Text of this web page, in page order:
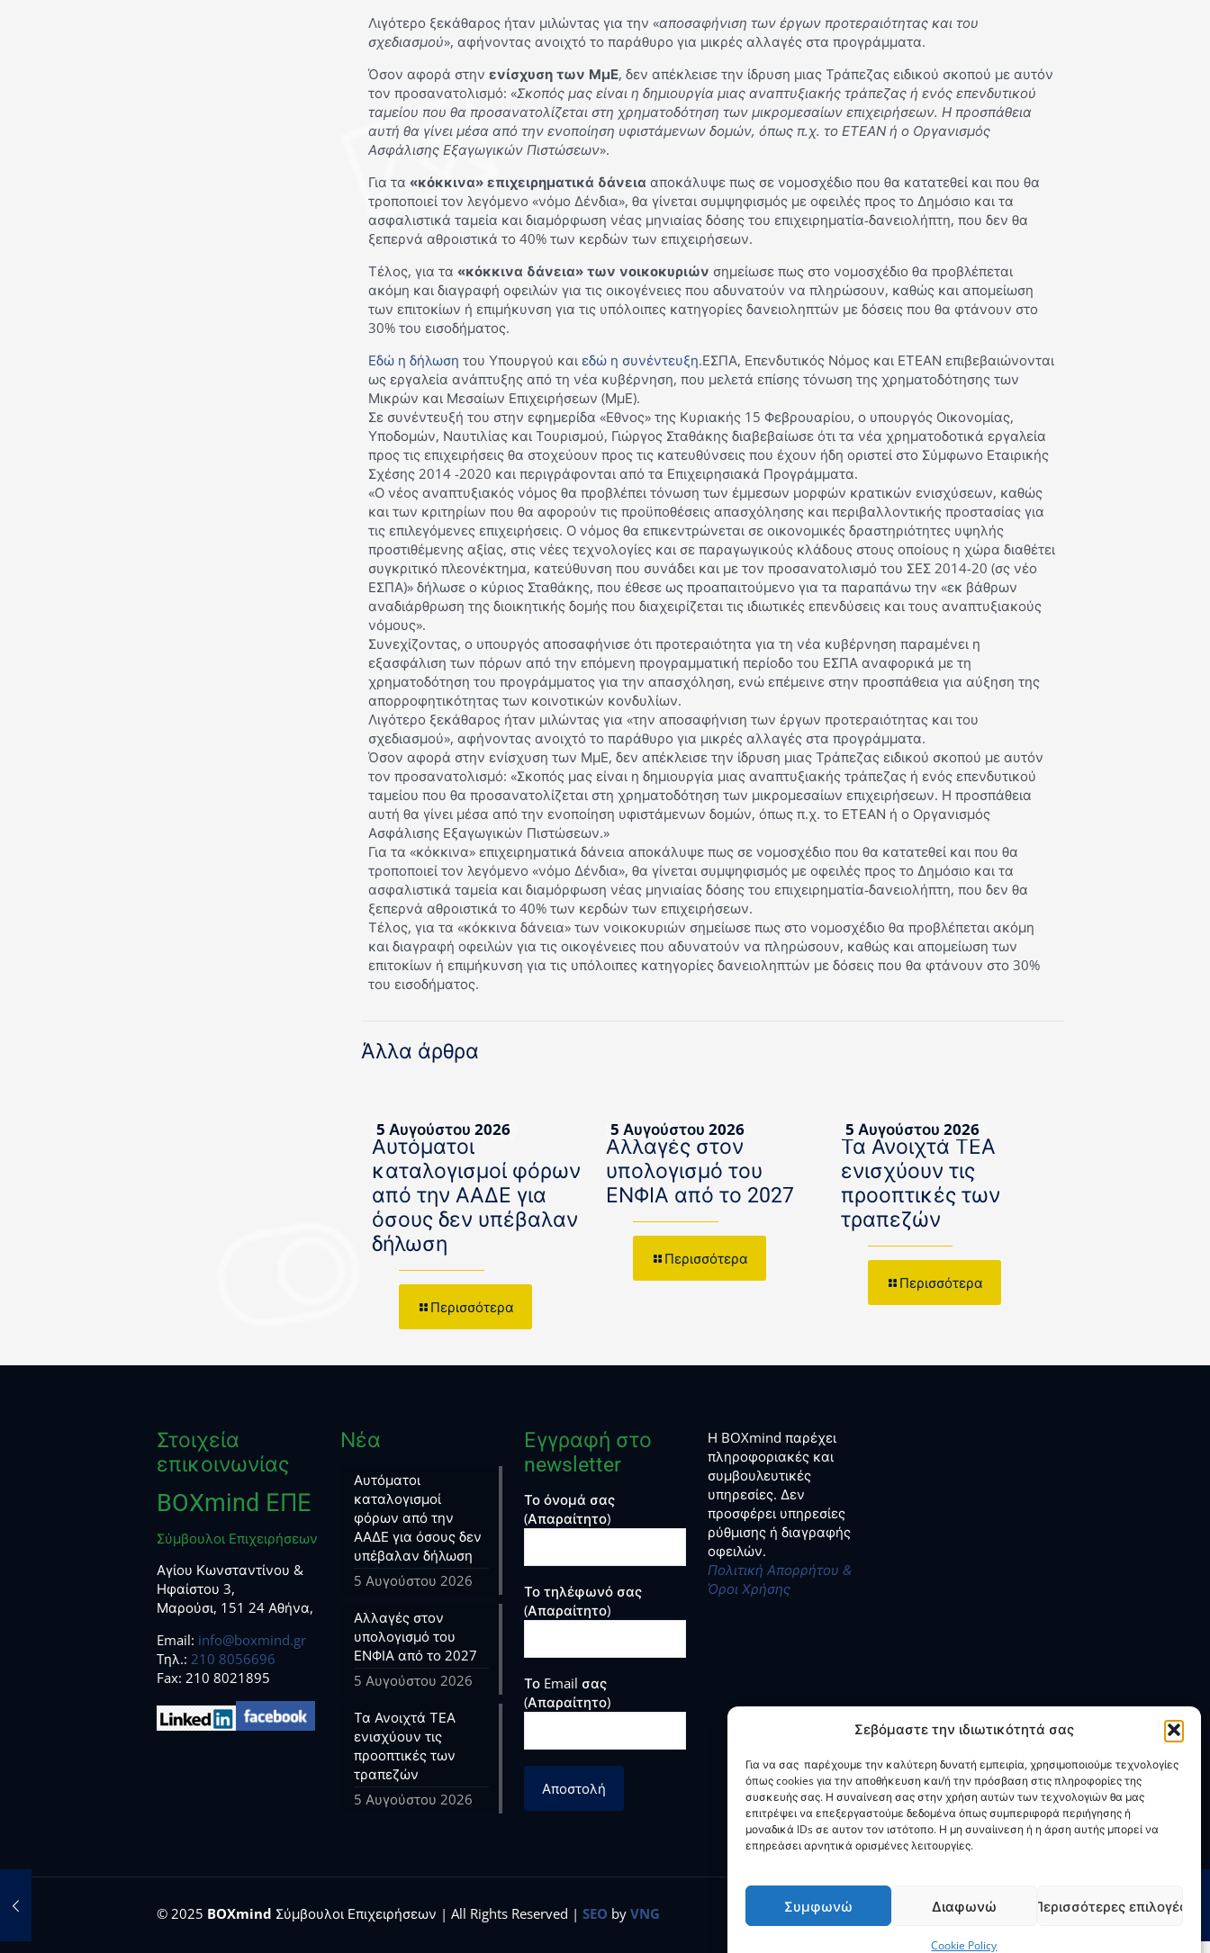
Σεβόμαστε την ιδιωτικότητά σας
Για να σας παρέχουμε την καλύτερη δυνατή εμπειρία, χρησιμοποιούμε τεχνολογίες
όπως cookies για την αποθήκευση και/ή την πρόσβαση στις πληροφορίες της
συσκευής σας. Η συναίνεση σας στην χρήση αυτών των τεχνολογιών θα μας
επιτρέψει να επεξεργαστούμε δεδομένα όπως συμπεριφορά περιήγησης ή
μοναδικά IDs σε αυτον τον ιστότοπο. Η μη συναίινεση ή η άρση αυτής μπορεί να
επηρεάσει αρνητικά ορισμένες λειτουργίες.
Συμφωνώ Διαφωνώ Περισσότερες επιλογές
Cookie Policy
Λιγότερο ξεκάθαρος ήταν μιλώντας για την «αποσαφήνιση των έργων προτεραιότητας και του
σχεδιασμού», αφήνοντας ανοιχτό το παράθυρο για μικρές αλλαγές στα προγράμματα.
Όσον αφορά στην ενίσχυση των ΜμΕ, δεν απέκλεισε την ίδρυση μιας Τράπεζας ειδικού σκοπού με αυτόν
τον προσανατολισμό: «Σκοπός μας είναι η δημιουργία μιας αναπτυξιακής τράπεζας ή ενός επενδυτικού
ταμείου που θα προσανατολίζεται στη χρηματοδότηση των μικρομεσαίων επιχειρήσεων. Η προσπάθεια
αυτή θα γίνει μέσα από την ενοποίηση υφιστάμενων δομών, όπως π.χ. το ΕΤΕΑΝ ή ο Οργανισμός
Ασφάλισης Εξαγωγικών Πιστώσεων».
Για τα «κόκκινα» επιχειρηματικά δάνεια αποκάλυψε πως σε νομοσχέδιο που θα κατατεθεί και που θα
τροποποιεί τον λεγόμενο «νόμο Δένδια», θα γίνεται συμψηφισμός με οφειλές προς το Δημόσιο και τα
ασφαλιστικά ταμεία και διαμόρφωση νέας μηνιαίας δόσης του επιχειρηματία-δανειολήπτη, που δεν θα
ξεπερνά αθροιστικά το 40% των κερδών των επιχειρήσεων.
Τέλος, για τα «κόκκινα δάνεια» των νοικοκυριών σημείωσε πως στο νομοσχέδιο θα προβλέπεται
ακόμη και διαγραφή οφειλών για τις οικογένειες που αδυνατούν να πληρώσουν, καθώς και απομείωση
των επιτοκίων ή επιμήκυνση για τις υπόλοιπες κατηγορίες δανειοληπτών με δόσεις που θα φτάνουν στο
30% του εισοδήματος.
Εδώ η δήλωση του Υπουργού και εδώ η συνέντευξη.ΕΣΠΑ, Επενδυτικός Νόμος και ΕΤΕΑΝ επιβεβαιώνονται
ως εργαλεία ανάπτυξης από τη νέα κυβέρνηση, που μελετά επίσης τόνωση της χρηματοδότησης των
Μικρών και Μεσαίων Επιχειρήσεων (ΜμΕ).
Σε συνέντευξή του στην εφημερίδα «Εθνος» της Κυριακής 15 Φεβρουαρίου, ο υπουργός Οικονομίας,
Υποδομών, Ναυτιλίας και Τουρισμού, Γιώργος Σταθάκης διαβεβαίωσε ότι τα νέα χρηματοδοτικά εργαλεία
προς τις επιχειρήσεις θα στοχεύουν προς τις κατευθύνσεις που έχουν ήδη οριστεί στο Σύμφωνο Εταιρικής
Σχέσης 2014 -2020 και περιγράφονται από τα Επιχειρησιακά Προγράμματα.
«Ο νέος αναπτυξιακός νόμος θα προβλέπει τόνωση των έμμεσων μορφών κρατικών ενισχύσεων, καθώς
και των κριτηρίων που θα αφορούν τις προϋποθέσεις απασχόλησης και περιβαλλοντικής προστασίας για
τις επιλεγόμενες επιχειρήσεις. Ο νόμος θα επικεντρώνεται σε οικονομικές δραστηριότητες υψηλής
προστιθέμενης αξίας, στις νέες τεχνολογίες και σε παραγωγικούς κλάδους στους οποίους η χώρα διαθέτει
συγκριτικό πλεονέκτημα, κατεύθυνση που συνάδει και με τον προσανατολισμό του ΣΕΣ 2014-20 (σς νέο
ΕΣΠΑ)» δήλωσε ο κύριος Σταθάκης, που έθεσε ως προαπαιτούμενο για τα παραπάνω την «εκ βάθρων
αναδιάρθρωση της διοικητικής δομής που διαχειρίζεται τις ιδιωτικές επενδύσεις και τους αναπτυξιακούς
νόμους».
Συνεχίζοντας, ο υπουργός αποσαφήνισε ότι προτεραιότητα για τη νέα κυβέρνηση παραμένει η
εξασφάλιση των πόρων από την επόμενη προγραμματική περίοδο του ΕΣΠΑ αναφορικά με τη
χρηματοδότηση του προγράμματος για την απασχόληση, ενώ επέμεινε στην προσπάθεια για αύξηση της
απορροφητικότητας των κοινοτικών κονδυλίων.
Λιγότερο ξεκάθαρος ήταν μιλώντας για «την αποσαφήνιση των έργων προτεραιότητας και του
σχεδιασμού», αφήνοντας ανοιχτό το παράθυρο για μικρές αλλαγές στα προγράμματα.
Όσον αφορά στην ενίσχυση των ΜμΕ, δεν απέκλεισε την ίδρυση μιας Τράπεζας ειδικού σκοπού με αυτόν
τον προσανατολισμό: «Σκοπός μας είναι η δημιουργία μιας αναπτυξιακής τράπεζας ή ενός επενδυτικού
ταμείου που θα προσανατολίζεται στη χρηματοδότηση των μικρομεσαίων επιχειρήσεων. Η προσπάθεια
αυτή θα γίνει μέσα από την ενοποίηση υφιστάμενων δομών, όπως π.χ. το ΕΤΕΑΝ ή ο Οργανισμός
Ασφάλισης Εξαγωγικών Πιστώσεων.»
Για τα «κόκκινα» επιχειρηματικά δάνεια αποκάλυψε πως σε νομοσχέδιο που θα κατατεθεί και που θα
τροποποιεί τον λεγόμενο «νόμο Δένδια», θα γίνεται συμψηφισμός με οφειλές προς το Δημόσιο και τα
ασφαλιστικά ταμεία και διαμόρφωση νέας μηνιαίας δόσης του επιχειρηματία-δανειολήπτη, που δεν θα
ξεπερνά αθροιστικά το 40% των κερδών των επιχειρήσεων.
Τέλος, για τα «κόκκινα δάνεια» των νοικοκυριών σημείωσε πως στο νομοσχέδιο θα προβλέπεται ακόμη
και διαγραφή οφειλών για τις οικογένειες που αδυνατούν να πληρώσουν, καθώς και απομείωση των
επιτοκίων ή επιμήκυνση για τις υπόλοιπες κατηγορίες δανειοληπτών με δόσεις που θα φτάνουν στο 30%
του εισοδήματος.
Άλλα άρθρα
5 Αυγούστου 2026
Αυτόματοι
καταλογισμοί φόρων
από την ΑΑΔΕ για
όσους δεν υπέβαλαν
δήλωση
Περισσότερα
5 Αυγούστου 2026
Αλλαγές στον
υπολογισμό του
ΕΝΦΙΑ από το 2027
Περισσότερα
5 Αυγούστου 2026
Τα Ανοιχτά ΤΕΑ
ενισχύουν τις
προοπτικές των
τραπεζών
Περισσότερα
Στοιχεία
επικοινωνίας
BOXmind ΕΠΕ
Σύμβουλοι Επιχειρήσεων
Αγίου Κωνσταντίνου &
Ηφαίστου 3,
Μαρούσι, 151 24 Αθήνα,
Email: info@boxmind.gr
Tηλ.: 210 8056696
Fax: 210 8021895
Νέα
Αυτόματοι
καταλογισμοί
φόρων από την
ΑΑΔΕ για όσους δεν
υπέβαλαν δήλωση
5 Αυγούστου 2026
Αλλαγές στον
υπολογισμό του
ΕΝΦΙΑ από το 2027
5 Αυγούστου 2026
Τα Ανοιχτά ΤΕΑ
ενισχύουν τις
προοπτικές των
τραπεζών
5 Αυγούστου 2026
Εγγραφή στο
newsletter
Το όνομά σας
(Απαραίτητο)
Το τηλέφωνό σας
(Απαραίτητο)
Το Email σας
(Απαραίτητο)
Η BOXmind παρέχει
πληροφοριακές και
συμβουλευτικές
υπηρεσίες. Δεν
προσφέρει υπηρεσίες
ρύθμισης ή διαγραφής
οφειλών.
Πολιτική Απορρήτου &
Όροι Χρήσης
© 2025 BOXmind Σύμβουλοι Επιχειρήσεων | All Rights Reserved | SEO by VNG